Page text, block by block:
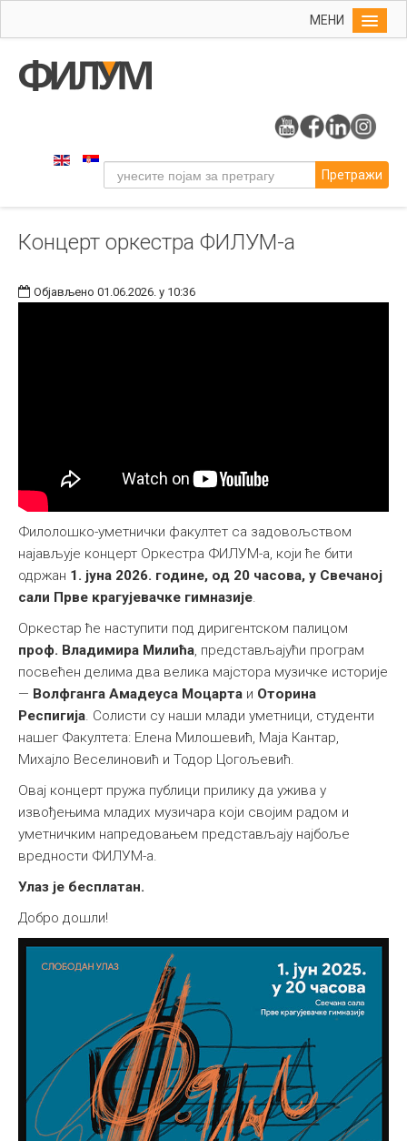
МЕНИ
Упис
Уметност
Музичка уметност
Галерија
Претражи
Концерт оркестра ФИЛУМ-а
Објављено 01.06.2026. у 10:36
Филолошко-уметнички факултет са задовољством
најављује концерт Оркестра ФИЛУМ-а, који ће бити
одржан 1. јуна 2026. године, од 20 часова, у Свечаној
сали Прве крагујевачке гимназије
Оркестар ће наступити под диригентском палицом
проф. Владимира Милића , представљајући програм
посвећен делима два велика мајстора музичке историје
— Волфганга Амадеуса Моцарта и Оторина
Респигија . Солисти су наши млади уметници, студенти
нашег Факултета: Елена Милошевић, Маја Кантар,
Михајло Веселиновић и Тодор Цогољевић.
Овај концерт пружа публици прилику да ужива у
извођењима младих музичара који својим радом и
уметничким напредовањем представљају најбоље
вредности ФИЛУМ-а.
Улаз је бесплатан.
Добро дошли!